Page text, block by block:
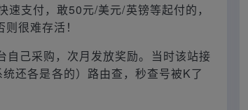
支付，敢50元/美元/英镑等起付的，
很难存活！
己采购，次月发放奖励。当时该站接
还各是各的）路由查，秒查号被K了